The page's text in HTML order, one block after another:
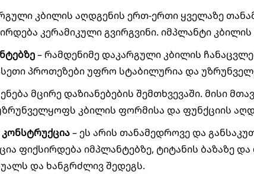
კბილის აღდგენის ერთ-ერთი ყველაზე
კერამიკული გვირგვინი. იმპლანტი
– რამდენიმე დაკარგული კბილის
პროთეზები უფრო სტაბილურია და
მცირე დაზიანებების შემთხვევაში. მისი
კბილის ფორმისა და ფუნქციის
– ეს არის თანამედროვე და
ფიქსირდება იმპლანტებზე, ტიტანის ბაზაზე
და ხანგრძლივ შედეგს.